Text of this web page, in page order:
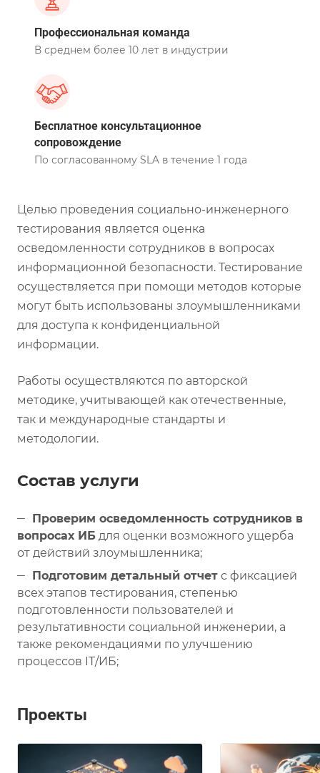
Профессиональная команда
В среднем более 10 лет в индустрии
Бесплатное консультационное
сопровождение
По согласованному SLA в течение 1 года
Целью проведения социально-инженерного
тестирования является оценка
осведомленности сотрудников в вопросах
информационной безопасности. Тестирование
осуществляется при помощи методов которые
могут быть использованы злоумышленниками
для доступа к конфиденциальной
информации.
Работы осуществляются по авторской
методике, учитывающей как отечественные,
так и международные стандарты и
методологии.
Состав услуги
Проверим осведомленность сотрудников в
вопросах ИБ для оценки возможного ущерба
от действий злоумышленника;
Подготовим детальный отчет с фиксацией
всех этапов тестирования, степенью
подготовленности пользователей и
результативности социальной инженерии, а
также рекомендациями по улучшению
процессов IT/ИБ;
Проекты